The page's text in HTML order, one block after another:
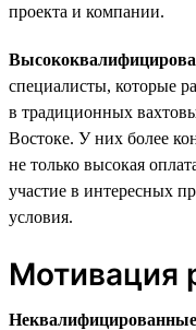
проекта и компании.
специалисты, которые
в традиционных
Востоке. У них более
не только высокая
участие в интересных
условия.
Мотивация